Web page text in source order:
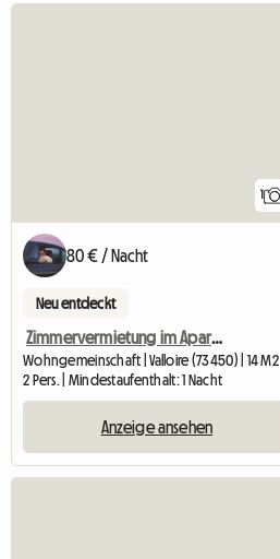
1
80 € / Nacht
Neu entdeckt
Zimmervermietung im Apartment, Tage, Wochen, Saison
Wohngemeinschaft | Valloire (73450) | 14 M2
2 Pers. | Mindestaufenthalt: 1 Nacht
Anzeige ansehen